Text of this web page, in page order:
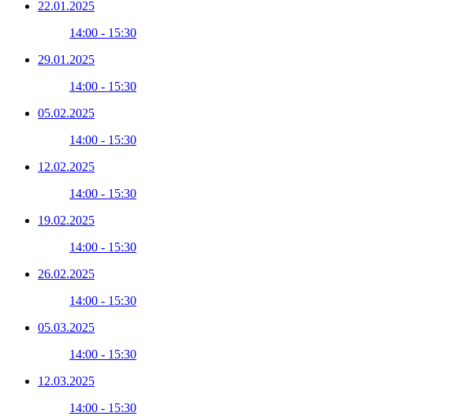
22.01.2025
14:00 - 15:30
29.01.2025
14:00 - 15:30
05.02.2025
14:00 - 15:30
12.02.2025
14:00 - 15:30
19.02.2025
14:00 - 15:30
26.02.2025
14:00 - 15:30
05.03.2025
14:00 - 15:30
12.03.2025
14:00 - 15:30